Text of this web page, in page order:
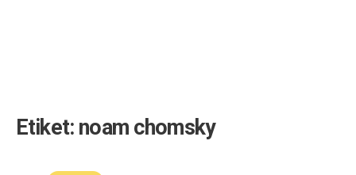
Etiket: noam chomsky